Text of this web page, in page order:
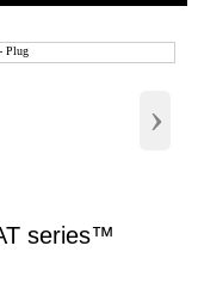
›
series™